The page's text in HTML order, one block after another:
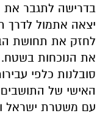
בדרישה לתגבר את
יצאה אתמול לדרך
לחזק את תחושת
את הנוכחות
סובלנות כלפי
האישי של
עם משטרת ישראל